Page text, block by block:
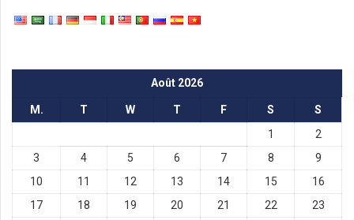
Août 2026
M. T W T F S
S
1
2
3
4 5 6 7 8
9
10
11 12 13 14 15
16
17
18 19 20 21 22
23